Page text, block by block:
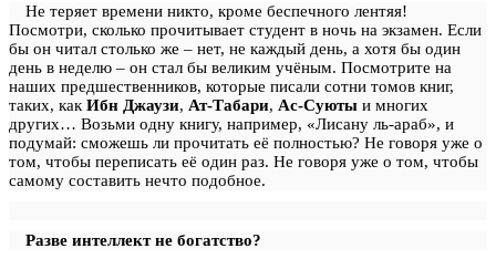
Не теряет времени никто, кроме беспечного лентяя!
Посмотри, сколько прочитывает студент в ночь на экзамен. Если
бы он читал столько же – нет, не каждый день, а хотя бы один
день в неделю – он стал бы великим учёным. Посмотрите на
наших предшественников, которые писали сотни томов книг,
таких, как Ибн Джаузи, Ат-Табари, Ас-Суюты и многих
других… Возьми одну книгу, например, «Лисану ль-араб», и
подумай: сможешь ли прочитать её полностью? Не говоря уже о
том, чтобы переписать её один раз. Не говоря уже о том, чтобы
самому составить нечто подобное.
Разве интеллект не богатство?